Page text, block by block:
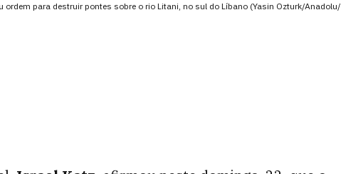
para destruir pontes sobre o rio Litani, no sul do Líbano (Yasin Ozturk/